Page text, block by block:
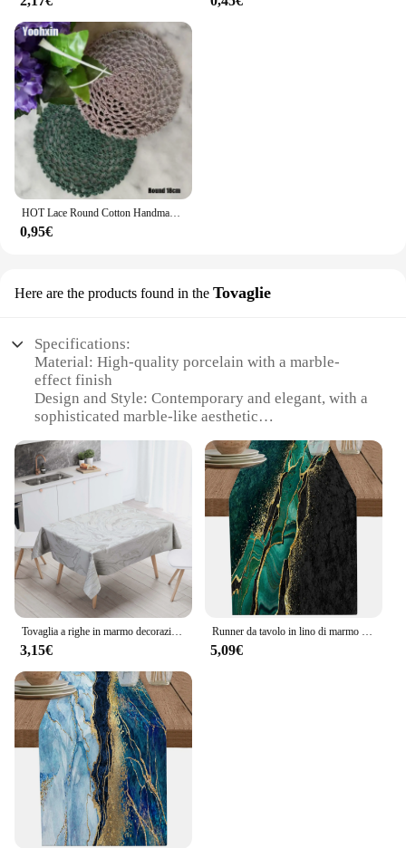
HOT Lace Round Cotton Handmade Table tovaglietta piatto Pad panno Crochet Wedding tovaglietta tazza tè caffè sottobicchiere centrino cucina
0,95€
Here are the products found in the Tovaglie
Specifications:
Material: High-quality porcelain with a marble-
effect finish
Design and Style: Contemporary and elegant, with a
sophisticated marble-like aesthetic
touch of luxury to any dining experience
Shape or Size or Weight or Quantity: Available in
sets, each set includes a variety of sizes to suit
different culinary needs
Performance and Property: Durable and easy to
clean, with a non-slip surface for stability
Parts and Accessories: Comes with a complete set of
centrini cucina effetto marmo, including serving
trays and bowls
Features:
**Elevate Your Dining Experience**
Discover the epitome of elegance with the centrini
cucina effetto marmo, a collection that seamlessly
blends functionality with high-end design. These
exquisite serving pieces boast a marble-effect finish
that adds a touch of sophistication to any table
setting. Whether you're hosting a formal dinner
party or enjoying a casual meal at home, these trays
and bowls are versatile enough to suit any occasion.
The non-slip surface ensures stability, while the
Tovaglia a righe in marmo decorazioni per la casa decorazione della tavola impermeabile antimacchia top rettangolari per camino da cucina
3,15€
Runner da tavolo in lino di marmo verde nero Decorazioni per tavoli da pranzo da cucina Runner da tavolo lavabili per decorazioni di nozze da pranzo
5,09€